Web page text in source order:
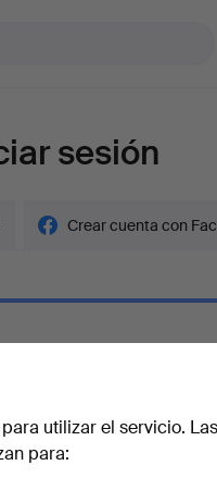
sesión
Crear cuenta con
utilizar el servicio.
para: